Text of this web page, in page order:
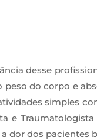
desse
do corpo e
simples
e
dor dos pacientes